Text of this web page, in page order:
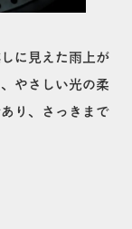
に見えた雨上が
やさしい光の柔
り、さっきまで